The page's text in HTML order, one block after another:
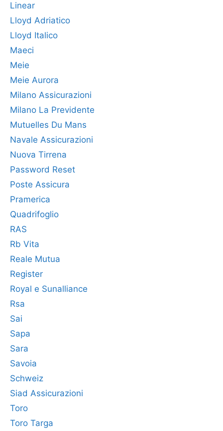
Linear
Lloyd Adriatico
Lloyd Italico
Maeci
Meie
Meie Aurora
Milano Assicurazioni
Milano La Previdente
Mutuelles Du Mans
Navale Assicurazioni
Nuova Tirrena
Password Reset
Poste Assicura
Pramerica
Quadrifoglio
RAS
Rb Vita
Reale Mutua
Register
Royal e Sunalliance
Rsa
Sai
Sapa
Sara
Savoia
Schweiz
Siad Assicurazioni
Toro
Toro Targa